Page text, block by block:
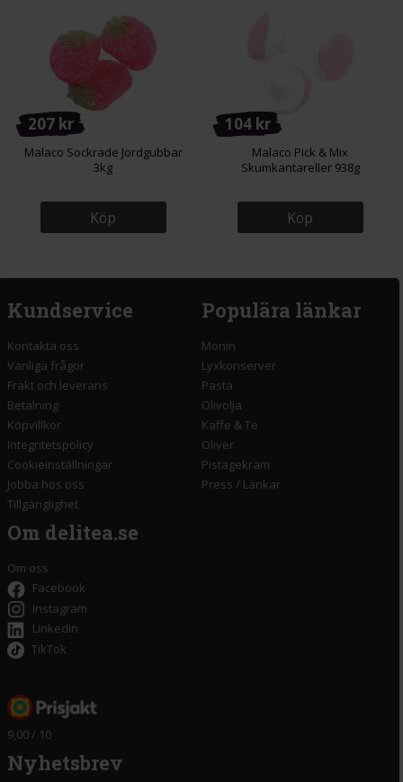
207 kr
Malaco Sockrade Jordgubbar
3kg
Köp
104 kr
Malaco Pick & Mix
Skumkantareller 938g
Köp
Kundservice
Kontakta oss
Vanliga frågor
Frakt och leverans
Betalning
Köpvillkor
Integritetspolicy
Cookieinställningar
Jobba hos oss
Tillgänglighet
Populära länkar
Monin
Lyxkonserver
Pasta
Olivolja
Kaffe & Te
Oliver
Pistagekräm
Press / Länkar
Om delitea.se
Om oss
Facebook
Instagram
LinkedIn
TikTok
9,00 / 10
Nyhetsbrev